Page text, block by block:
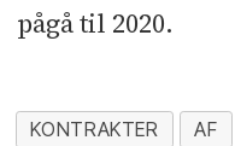
pågå til 2020.
KONTRAKTER AF